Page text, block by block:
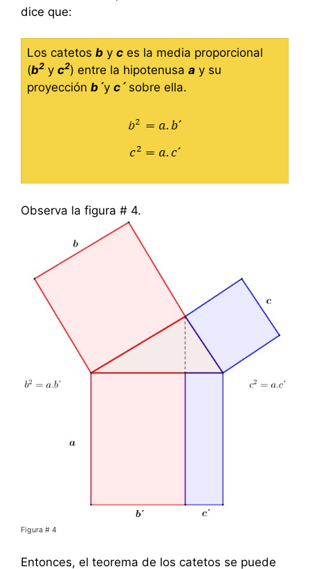
dice que:
Los catetos b y c es la media proporcional
(b2 y c2) entre la hipotenusa a y su
proyección b´y c´ sobre ella.
Observa la figura # 4.
Figura # 4
Entonces, el teorema de los catetos se puede